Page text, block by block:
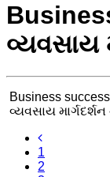
વ્યવસાય
Business
વ્યવસાય
1
2